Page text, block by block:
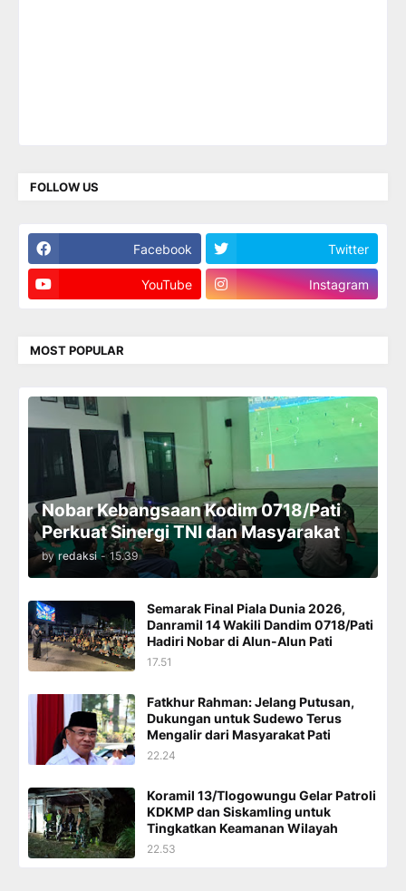
FOLLOW US
Facebook Twitter
YouTube Instagram
MOST POPULAR
Nobar Kebangsaan Kodim 0718/Pati
Perkuat Sinergi TNI dan Masyarakat
by redaksi - 15.39
Semarak Final Piala Dunia 2026,
Danramil 14 Wakili Dandim 0718/Pati
Hadiri Nobar di Alun-Alun Pati
17.51
Fatkhur Rahman: Jelang Putusan,
Dukungan untuk Sudewo Terus
Mengalir dari Masyarakat Pati
22.24
Koramil 13/Tlogowungu Gelar Patroli
KDKMP dan Siskamling untuk
Tingkatkan Keamanan Wilayah
22.53